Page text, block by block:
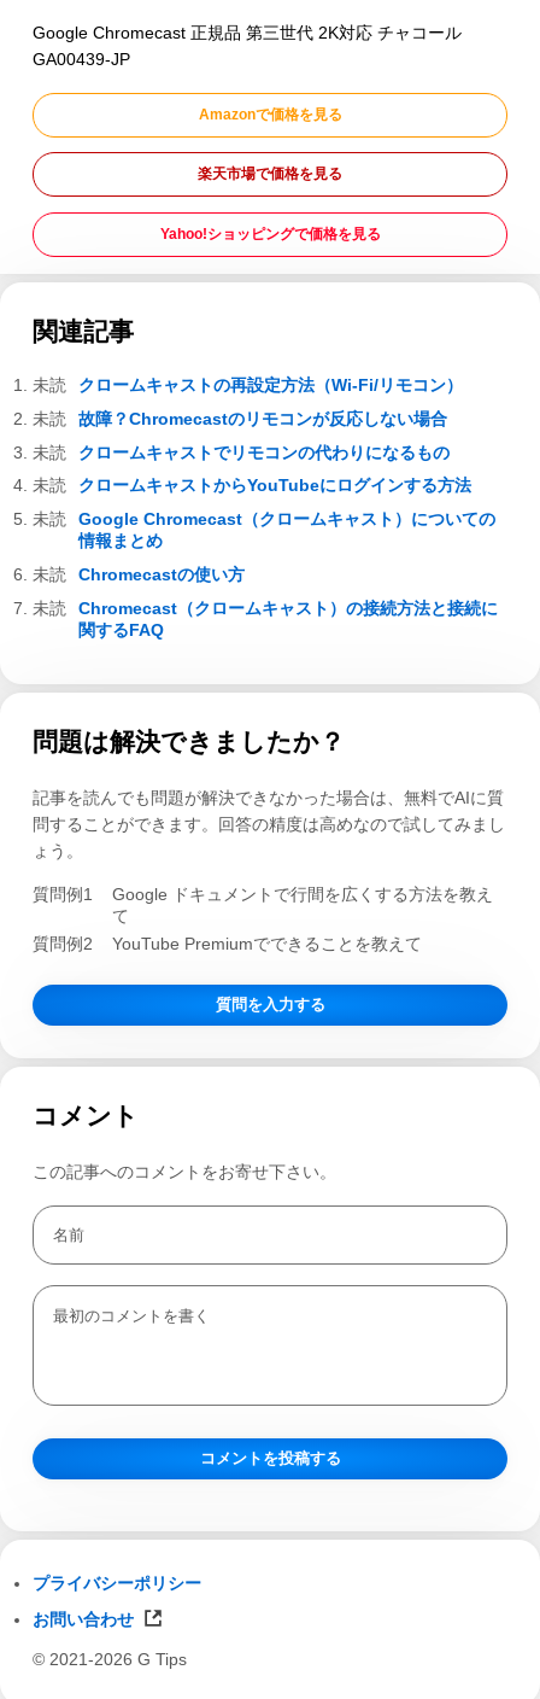
Google Chromecast 正規品 第三世代 2K対応 チャコール
GA00439-JP
Amazonで価格を見る
楽天市場で価格を見る
Yahoo!ショッピングで価格を見る
関連記事
クロームキャストの再設定方法（Wi-Fi/リモコン）
故障？Chromecastのリモコンが反応しない場合
クロームキャストでリモコンの代わりになるもの
クロームキャストからYouTubeにログインする方法
Google Chromecast（クロームキャスト）についての
情報まとめ
Chromecastの使い方
Chromecast（クロームキャスト）の接続方法と接続に
関するFAQ
問題は解決できましたか？
記事を読んでも問題が解決できなかった場合は、無料でAIに質
問することができます。回答の精度は高めなので試してみまし
ょう。
質問例1
Google ドキュメントで行間を広くする方法を教え
て
質問例2
YouTube Premiumでできることを教えて
質問を入力する
コメント
この記事へのコメントをお寄せ下さい。
プライバシーポリシー
お問い合わせ
© 2021-2026 G Tips